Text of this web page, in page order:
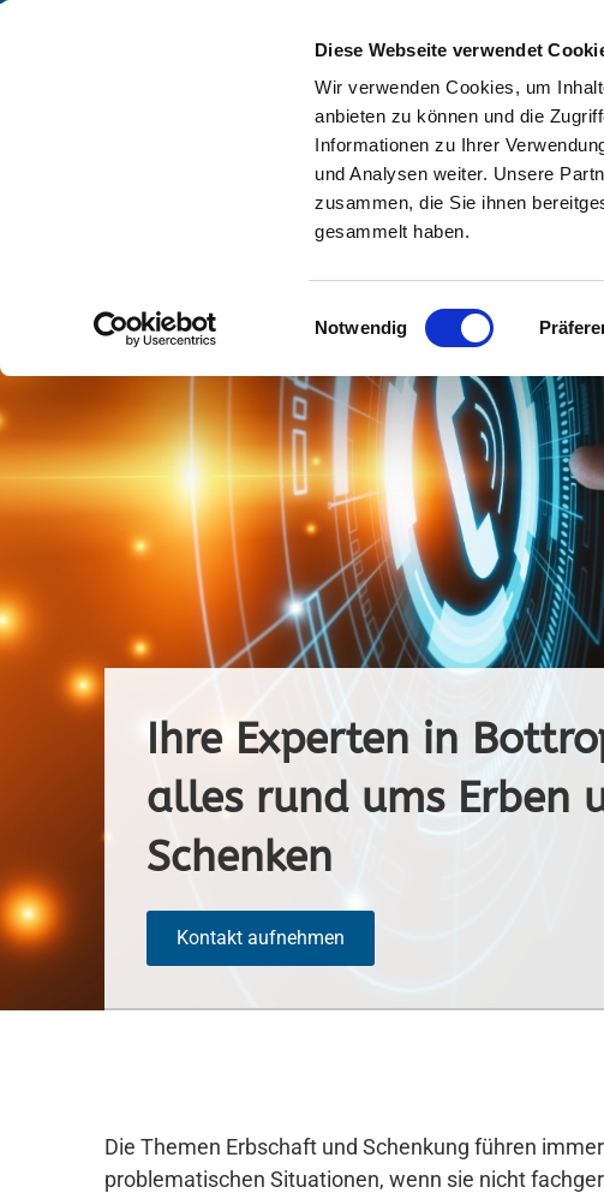
Diese Webseite verwendet
Wir verwenden Cookies, um
anbieten zu können und die
Informationen zu Ihrer
und Analysen weiter. Unsere
zusammen, die Sie ihnen
gesammelt haben.
Einwilligungsauswahl
Notwendig
Ihr
Home Über
Ihre Experten in
alles rund ums Erben
Schenken
Kontakt aufnehmen
Die Themen Erbschaft und Schenkung führen
problematischen Situationen, wenn sie nicht